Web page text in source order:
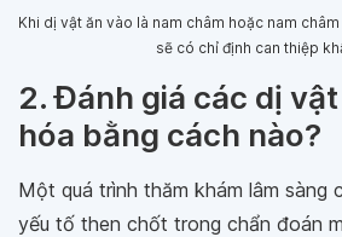
Khi dị vật ăn vào là nam châm hoặc nam
sẽ có chỉ định can thiệp
2. Đánh giá các dị
hóa bằng cách nào?
Một quá trình thăm khám lâm sàng
yếu tố then chốt trong chẩn đoán